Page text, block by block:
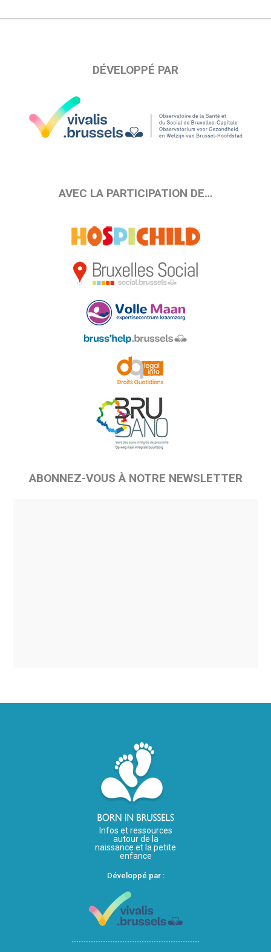
DÉVELOPPÉ PAR
AVEC LA PARTICIPATION DE…
ABONNEZ-VOUS À NOTRE NEWSLETTER
Infos et ressources
autour de la
naissance et la petite
enfance
Développé par :